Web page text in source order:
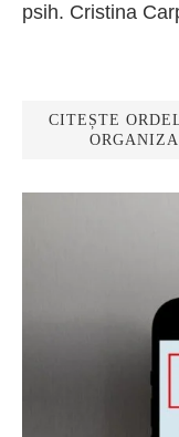
psih. Cristina
CITEȘTE